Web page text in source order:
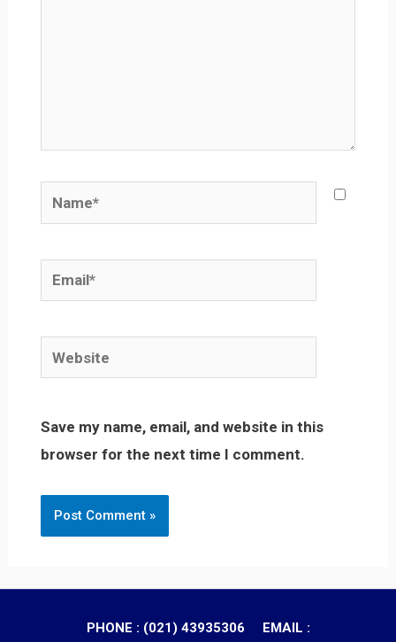
Name*
Email*
Website
Save my name, email, and website in this
browser for the next time I comment.
PHONE : (021) 43935306 EMAIL :